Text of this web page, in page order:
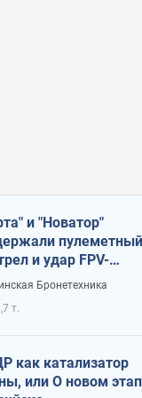
и "Новатор"
пулеметный
и удар FPV-
сохранив жизнь
Бронетехника
т.
как катализатор
или О новом